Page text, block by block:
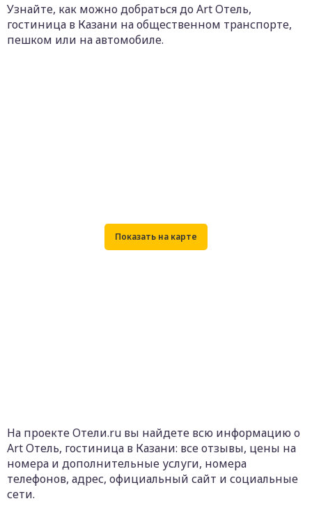
Узнайте, как можно добраться до Art Отель,
гостиница в Казани на общественном транспорте,
пешком или на автомобиле.
На проекте Отели.ru вы найдете всю информацию о
Art Отель, гостиница в Казани: все отзывы, цены на
номера и дополнительные услуги, номера
телефонов, адрес, официальный сайт и социальные
сети.